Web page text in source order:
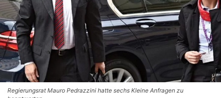
Regierungsrat Mauro Pedrazzini hatte sechs Kleine Anfragen zu